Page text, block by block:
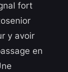
fort
y avoir
en